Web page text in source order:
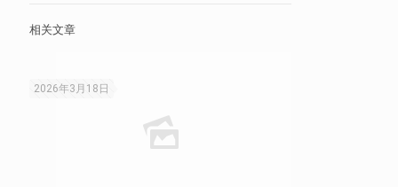
相关文章
2026年3月18日